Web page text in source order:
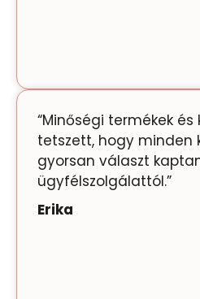
“Minőségi termékek és
tetszett, hogy minden
gyorsan választ
ügyfélszolgálattól.”
Erika